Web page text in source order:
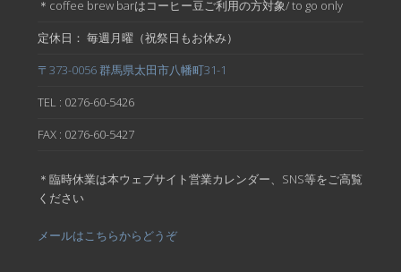
＊coffee brew barはコーヒー豆ご利用の方対象/ to go only
定休日： 毎週月曜（祝祭日もお休み）
〒373-0056 群馬県太田市八幡町31-1
TEL : 0276-60-5426
FAX : 0276-60-5427
＊臨時休業は本ウェブサイト営業カレンダー、SNS等をご高覧
ください
メールはこちらからどうぞ